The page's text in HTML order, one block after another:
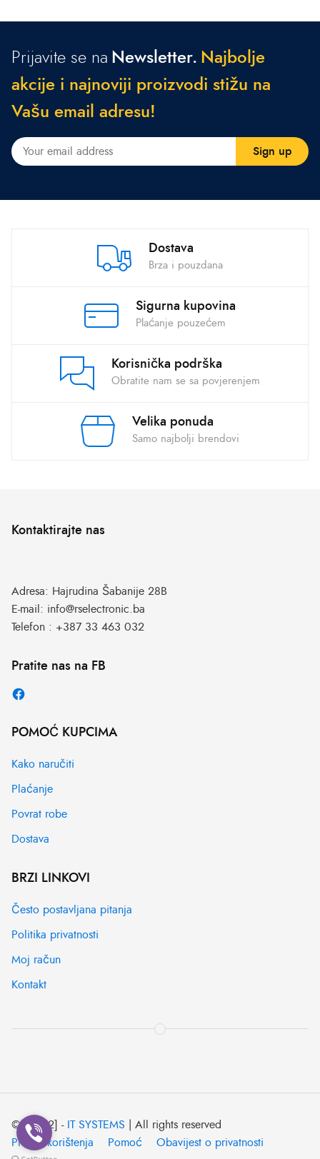
Prijavite se na Newsletter. Naj bo je
a kcije i najnoviji proizvod i stižu na
Vašu emai ad resu!
Dostava
Brza i pouzdana
Sigurna kupovina
Plaćanje pouzećem
Korisnička podrška
Obratite nam se sa povjerenjem
Velika ponuda
Samo najbolji brendovi
Kontaktirajte nas
Adresa: Hajrudina Šabanije 28B
E-mail: info@rselectronic.ba
Telefon : +387 33 463 032
Pratite nas na FB
POMOĆ KUPCIMA
Kako naručiti
Plaćanje
Povrat robe
Dostava
BRZI LINKOVI
Često postavljana pitanja
Politika privatnosti
Moj račun
Kontakt
© [2022] - IT SYSTEMS | All rights reserved
Pravila korištenja
Pomoć Obavijest o privatnosti